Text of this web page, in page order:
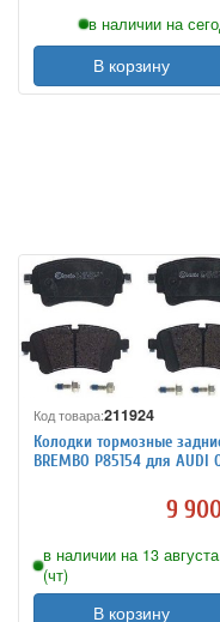
в наличии на
В корзину
Код товара:211924
Колодки тормозные
BREMBO P85154 для AUDI
9
в наличии на 13 августа
(чт)
В корзину